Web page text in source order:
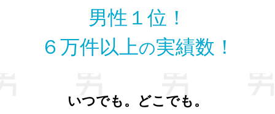
男性１位！
６万件以上の実績数！
いつでも。どこでも。